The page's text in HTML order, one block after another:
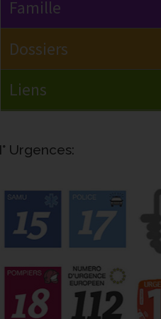
Urgences: